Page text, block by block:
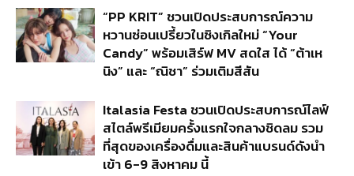
“PP KRIT” ชวนเปิดประสบการณ์ความ
หวานซ่อนเปรี้ยวในซิงเกิลใหม่ “Your
Candy” พร้อมเสิร์ฟ MV สดใส ได้ “ต้าเห
นิง” และ “ณิชา” ร่วมเติมสีสัน
Italasia Festa ชวนเปิดประสบการณ์ไลฟ์
สไตล์พรีเมียมครั้งแรกใจกลางชิดลม รวม
ที่สุดของเครื่องดื่มและสินค้าแบรนด์ดังนำ
เข้า 6-9 สิงหาคม นี้